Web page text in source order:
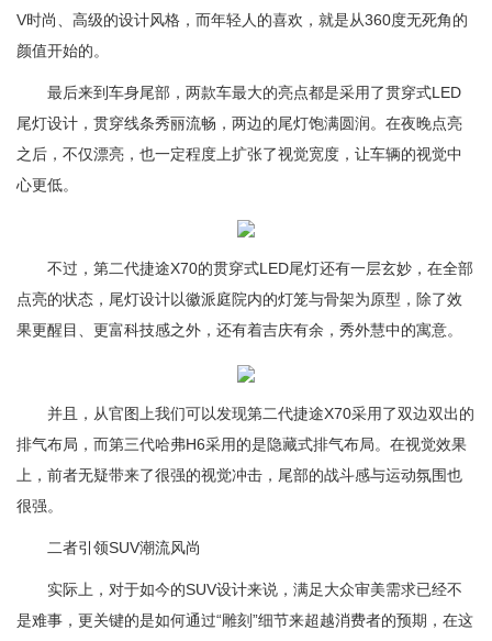
V时尚、高级的设计风格，而年轻人的喜欢，就是从360度无死角的
颜值开始的。
最后来到车身尾部，两款车最大的亮点都是采用了贯穿式LED
尾灯设计，贯穿线条秀丽流畅，两边的尾灯饱满圆润。在夜晚点亮
之后，不仅漂亮，也一定程度上扩张了视觉宽度，让车辆的视觉中
心更低。
不过，第二代捷途X70的贯穿式LED尾灯还有一层玄妙，在全部
点亮的状态，尾灯设计以徽派庭院内的灯笼与骨架为原型，除了效
果更醒目、更富科技感之外，还有着吉庆有余，秀外慧中的寓意。
并且，从官图上我们可以发现第二代捷途X70采用了双边双出的
排气布局，而第三代哈弗H6采用的是隐藏式排气布局。在视觉效果
上，前者无疑带来了很强的视觉冲击，尾部的战斗感与运动氛围也
很强。
二者引领SUV潮流风尚
实际上，对于如今的SUV设计来说，满足大众审美需求已经不
是难事，更关键的是如何通过“雕刻”细节来超越消费者的预期，在这